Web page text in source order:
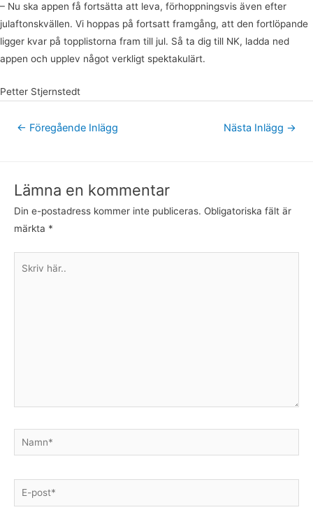
– Nu ska appen få fortsätta att leva, förhoppningsvis även efter
julaftonskvällen. Vi hoppas på fortsatt framgång, att den fortlöpande
ligger kvar på topplistorna fram till jul. Så ta dig till NK, ladda ned
appen och upplev något verkligt spektakulärt.
Petter Stjernstedt
← Föregående Inlägg Nästa Inlägg →
Lämna en kommentar
Din e-postadress kommer inte publiceras. Obligatoriska fält är
märkta *
Namn*
E-
post*